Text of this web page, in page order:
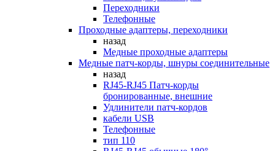
Переходники
Телефонные
Проходные адаптеры, переходники
назад
Медные проходные адаптеры
Медные патч-корды, шнуры соединительные
назад
RJ45-RJ45 Патч-корды
бронированные, внешние
Удлинители патч-кордов
кабели USB
Телефонные
тип 110